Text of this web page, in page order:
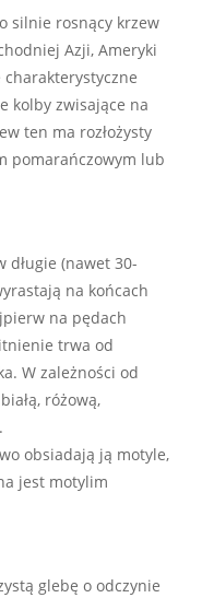
silnie rosnący krzew
Azji, Ameryki
charakterystyczne
kolby zwisające na
ten ma rozłożysty
pomarańczowym lub
(nawet 30-
na końcach
na pędach
trwa od
W zależności od
różową,
obsiadają ją motyle,
jest motylim
glebę o odczynie